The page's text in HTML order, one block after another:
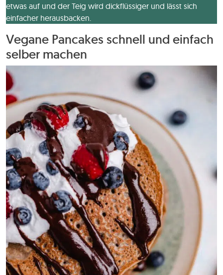
etwas auf und der Teig wird dickflüssiger und lässt sich
einfacher herausbacken.
Vegane Pancakes schnell und einfach
selber machen